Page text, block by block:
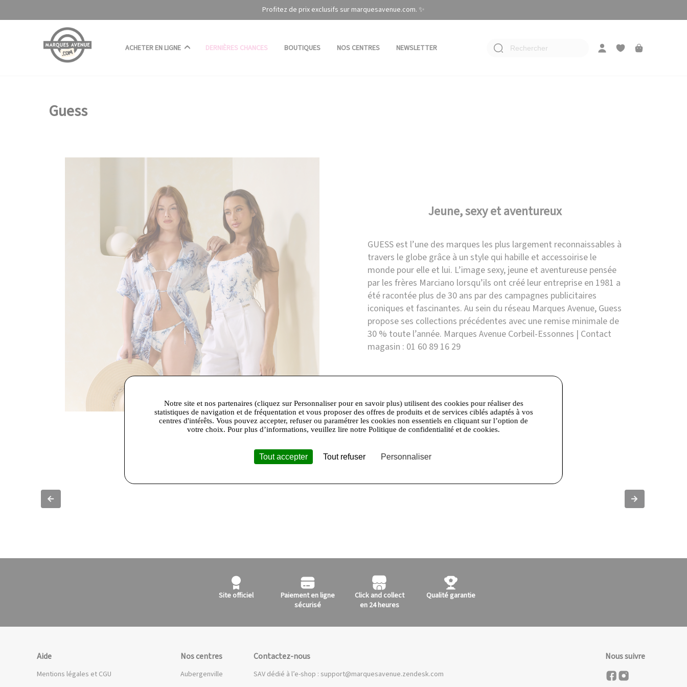
Profitez de prix exclusifs sur marquesavenue.com. ✨
ACHETER EN LIGNE DERNIÈRES CHANCES BOUTIQUES NOS CENTRES NEWSLETTER Rechercher
Guess
Jeune, sexy et aventureux
GUESS est l’une des marques les plus largement reconnaissables à
travers le globe grâce à un style qui habille et accessoirise le
monde pour elle et lui. L’image sexy, jeune et aventureuse pensée
par les frères Marciano lorsqu’ils ont créé leur entreprise en 1981 a
été racontée plus de 30 ans par des campagnes publicitaires
iconiques et fascinantes. Au sein du réseau Marques Avenue, Guess
propose ses collections précédentes avec une remise minimale de
30 % toute l’année. Marques Avenue Corbeil-Essonnes | Contact
magasin : 01 60 89 16 29
Boutique présente dans les centres
Slide précédente Slide suivante
Site officiel
Paiement en ligne
sécurisé
Click and collect
en 24 heures
Qualité garantie
Aide
Mentions légales et CGU
Nos centres
Aubergenville
Contactez-nous
SAV dédié à l’e-shop : support@marquesavenue.zendesk.com
Nous suivre
Notre site et nos partenaires (cliquez sur Personnaliser pour en savoir plus) utilisent des cookies pour réaliser des
statistiques de navigation et de fréquentation et vous proposer des offres de produits et de services ciblés adaptés à vos
centres d'intérêts. Vous pouvez accepter, refuser ou paramétrer les cookies non essentiels en cliquant sur l’option de
votre choix. Pour plus d’informations, veuillez lire notre Politique de confidentialité et de cookies.
Tout accepter Tout refuser Personnaliser